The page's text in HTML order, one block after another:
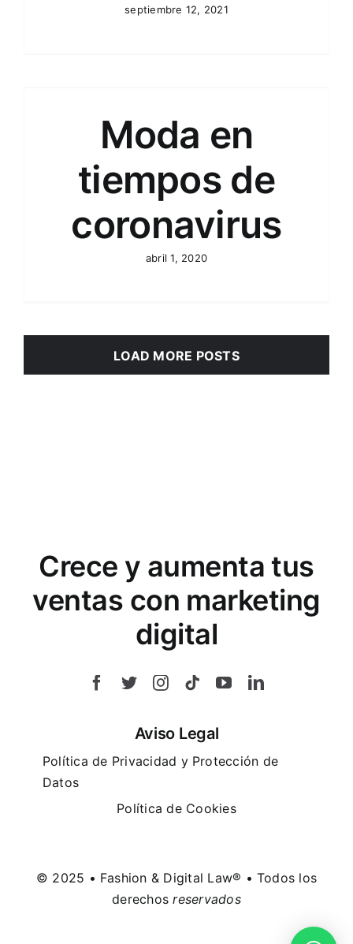
septiembre 12, 2021
Moda en
tiempos de
coronavirus
abril 1, 2020
LOAD MORE POSTS
Crece y aumenta tus
ventas con marketing
digital
Aviso Legal
Política de Privacidad y Protección de
Datos
Política de Cookies
© 2025 • Fashion & Digital Law® • Todos los
derechosreservados